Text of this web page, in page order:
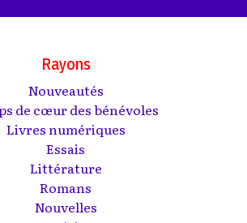
Rayons
Nouveautés
de cœur des bénévoles
Livres numériques
Essais
Littérature
Romans
Nouvelles